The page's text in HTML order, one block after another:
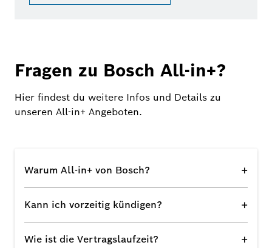
Fragen zu Bosch All-in+?
Hier findest du weitere Infos und Details zu
unseren All-in+ Angeboten.
Warum All-in+ von Bosch? +
Kann ich vorzeitig kündigen? +
Wie ist die Vertragslaufzeit? +